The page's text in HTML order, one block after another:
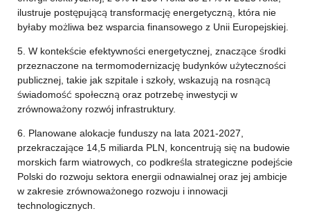
ilustruje postępującą transformację energetyczną, która nie
byłaby możliwa bez wsparcia finansowego z Unii Europejskiej.
5. W kontekście efektywności energetycznej, znaczące środki
przeznaczone na termomodernizację budynków użyteczności
publicznej, takie jak szpitale i szkoły, wskazują na rosnącą
świadomość społeczną oraz potrzebę inwestycji w
zrównoważony rozwój infrastruktury.
6. Planowane alokacje funduszy na lata 2021-2027,
przekraczające 14,5 miliarda PLN, koncentrują się na budowie
morskich farm wiatrowych, co podkreśla strategiczne podejście
Polski do rozwoju sektora energii odnawialnej oraz jej ambicje
w zakresie zrównoważonego rozwoju i innowacji
technologicznych.